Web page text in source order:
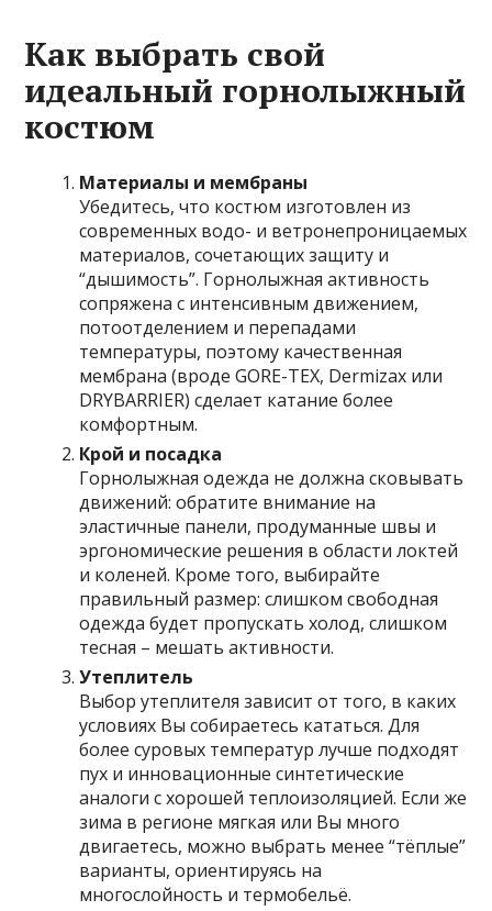
Как выбрать свой
идеальный горнолыжный
костюм
Материалы и мембраны
Убедитесь, что костюм изготовлен из
современных водо- и ветронепроницаемых
материалов, сочетающих защиту и
“дышимость”. Горнолыжная активность
сопряжена с интенсивным движением,
потоотделением и перепадами
температуры, поэтому качественная
мембрана (вроде GORE-TEX, Dermizax или
DRYBARRIER) сделает катание более
комфортным.
Крой и посадка
Горнолыжная одежда не должна сковывать
движений: обратите внимание на
эластичные панели, продуманные швы и
эргономические решения в области локтей
и коленей. Кроме того, выбирайте
правильный размер: слишком свободная
одежда будет пропускать холод, слишком
тесная – мешать активности.
Утеплитель
Выбор утеплителя зависит от того, в каких
условиях Вы собираетесь кататься. Для
более суровых температур лучше подходят
пух и инновационные синтетические
аналоги с хорошей теплоизоляцией. Если же
зима в регионе мягкая или Вы много
двигаетесь, можно выбрать менее “тёплые”
варианты, ориентируясь на
многослойность и термобельё.